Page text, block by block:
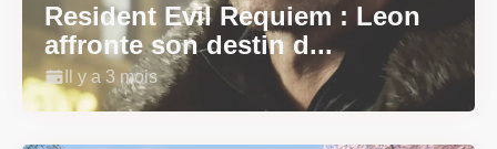
Resident Evil Requiem : Leon
affronte son destin d...
Il y a 3 mois